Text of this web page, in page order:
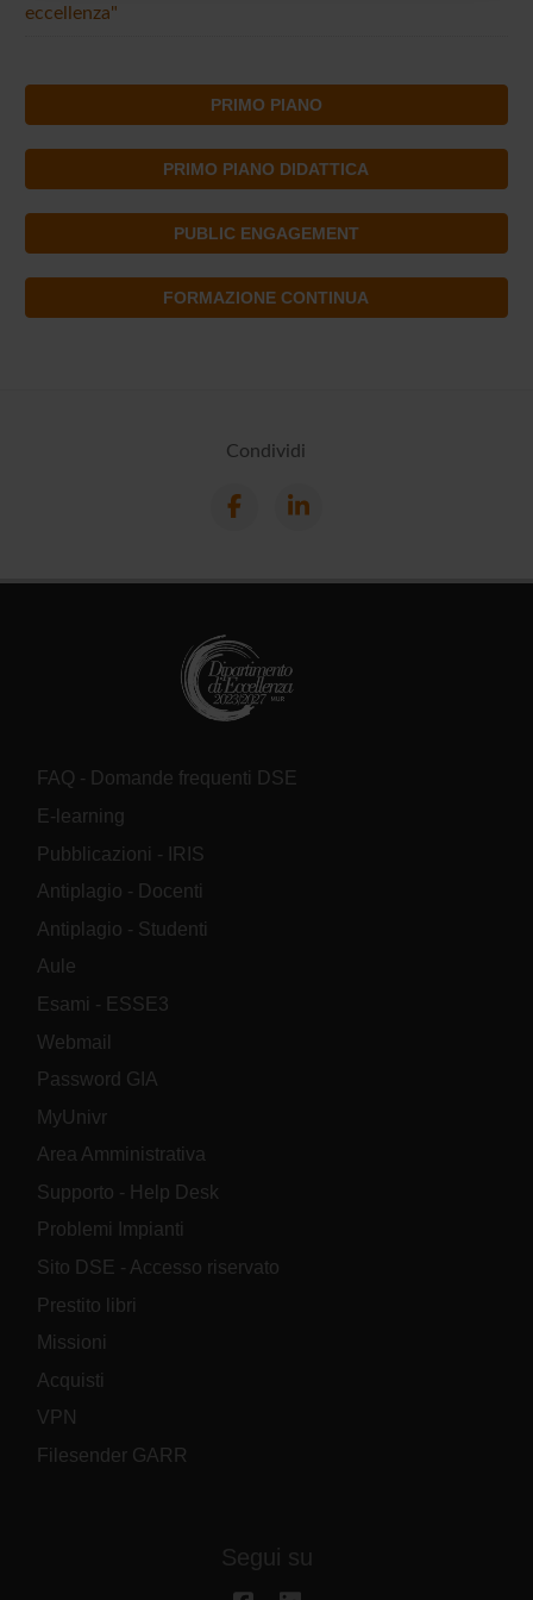
raccolto dal tuo utilizzo dei loro servizi.
eccellenza"
PRIMO PIANO
PRIMO PIANO DIDATTICA
PUBLIC ENGAGEMENT
FORMAZIONE CONTINUA
Condividi
FAQ - Domande frequenti DSE
E-learning
Pubblicazioni - IRIS
Antiplagio - Docenti
Antiplagio - Studenti
Aule
Esami - ESSE3
Webmail
Password GIA
MyUnivr
Area Amministrativa
Supporto - Help Desk
Problemi Impianti
Sito DSE - Accesso riservato
Prestito libri
Missioni
Acquisti
VPN
Filesender GARR
Segui su